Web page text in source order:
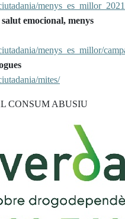
emocional, menys
menys_es_millor/
mites/
CONSUM ABUSIU